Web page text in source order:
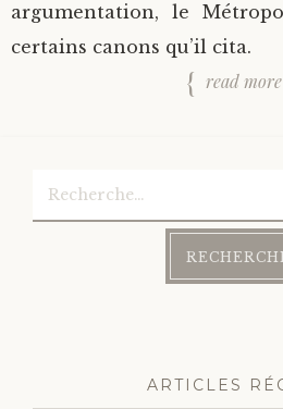
argumentation, le
certains canons qu’il cita.
read more
ARTICLES